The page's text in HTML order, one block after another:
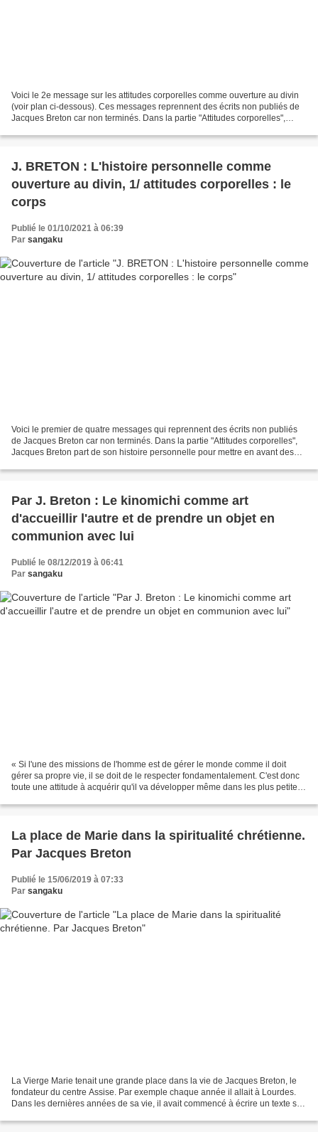
Voici le 2e message sur les attitudes corporelles comme ouverture au divin
(voir plan ci-dessous). Ces messages reprennent des écrits non publiés de
Jacques Breton car non terminés. Dans la partie "Attitudes corporelles",
J. BRETON : L'histoire personnelle comme
ouverture au divin, 1/ attitudes corporelles : le
corps
Publié le 01/10/2021 à 06:39
Par sangaku
Voici le premier de quatre messages qui reprennent des écrits non publiés
de Jacques Breton car non terminés. Dans la partie "Attitudes corporelles",
Jacques Breton part de son histoire personnelle pour mettre en avant des
Par J. Breton : Le kinomichi comme art
d'accueillir l'autre et de prendre un objet en
communion avec lui
Publié le 08/12/2019 à 06:41
Par sangaku
« Si l'une des missions de l'homme est de gérer le monde comme il doit
gérer sa propre vie, il se doit de le respecter fondamentalement. C'est donc
toute une attitude à acquérir qu'il va développer même dans les plus petites
La place de Marie dans la spiritualité chrétienne.
Par Jacques Breton
Publié le 15/06/2019 à 07:33
Par sangaku
La Vierge Marie tenait une grande place dans la vie de Jacques Breton, le
fondateur du centre Assise. Par exemple chaque année il allait à Lourdes.
Dans les dernières années de sa vie, il avait commencé à écrire un texte sur